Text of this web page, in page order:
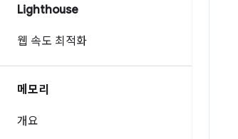
Lighthouse
웹 속도 최적화
메모리
개요